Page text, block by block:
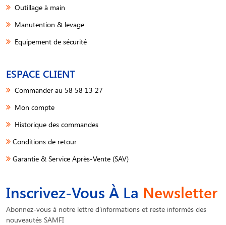
Outillage à main
Manutention & levage
Equipement de sécurité
ESPACE CLIENT
Commander au 58 58 13 27
Mon compte
Historique des commandes
Conditions de retour
Garantie & Service Après-Vente (SAV)
Inscrivez-Vous À La Newsletter
Abonnez-vous à notre lettre d'informations et reste informés des
nouveautés SAMFI